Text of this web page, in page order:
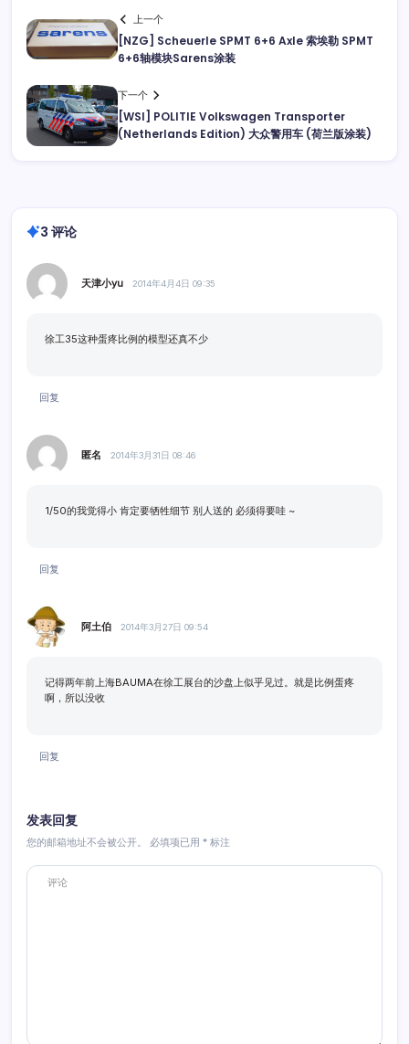
上一个
[NZG] Scheuerle SPMT 6+6 Axle 索埃勒 SPMT
6+6轴模块Sarens涂装
下一个
[WSI] POLITIE Volkswagen Transporter
(Netherlands Edition) 大众警用车 (荷兰版涂装)
3 评论
天津小yu 2014年4月4日 09:35
徐工35这种蛋疼比例的模型还真不少
回复
匿名 2014年3月31日 08:46
1/50的我觉得小 肯定要牺牲细节 别人送的 必须得要哇 ~
回复
阿土伯 2014年3月27日 09:54
记得两年前上海BAUMA在徐工展台的沙盘上似乎见过。就是比例蛋疼
啊，所以没收
回复
发表回复
您的邮箱地址不会被公开。 必填项已用 * 标注